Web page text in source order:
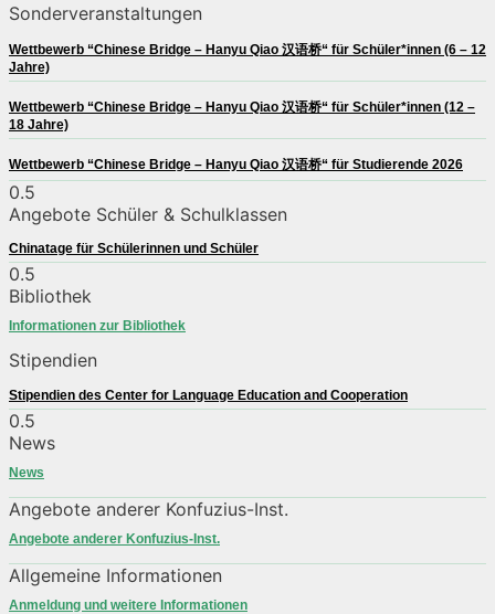
Sonderveranstaltungen
Wettbewerb “Chinese Bridge – Hanyu Qiao 汉语桥“ für Schüler*innen (6 – 12
Jahre)
Wettbewerb “Chinese Bridge – Hanyu Qiao 汉语桥“ für Schüler*innen (12 –
18 Jahre)
Wettbewerb “Chinese Bridge – Hanyu Qiao 汉语桥“ für Studierende 2026
Angebote Schüler & Schulklassen
Chinatage für Schülerinnen und Schüler
Bibliothek
Informationen zur Bibliothek
Stipendien
Stipendien des Center for Language Education and Cooperation
News
News
Angebote anderer Konfuzius-Inst.
Angebote anderer Konfuzius-Inst.
Allgemeine Informationen
Anmeldung und weitere Informationen